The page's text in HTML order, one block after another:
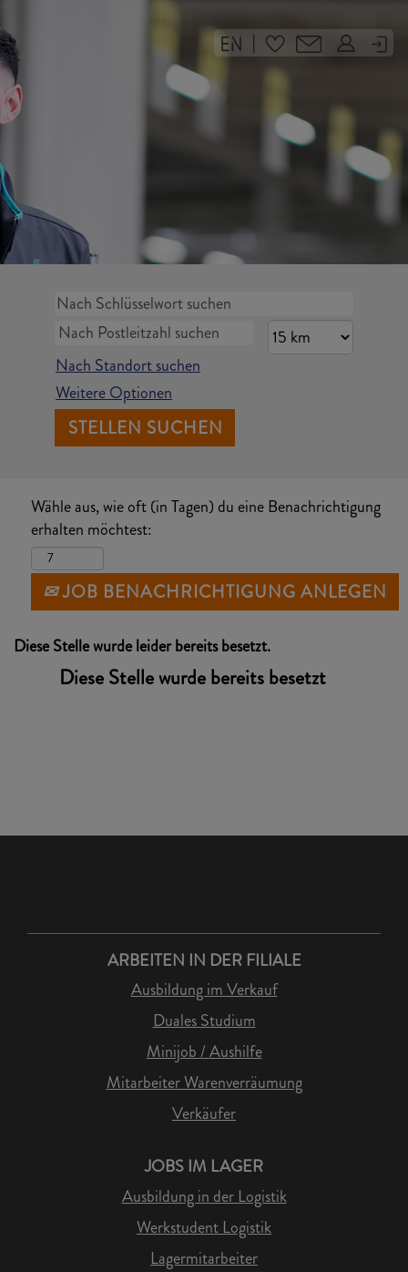
|
Nach Standort suchen
Weitere Optionen
Wähle aus, wie oft (in Tagen) du eine Benachrichtigung
erhalten möchtest:
JOB BENACHRICHTIGUNG ANLEGEN
Diese Stelle wurde leider bereits besetzt.
Diese Stelle wurde bereits besetzt
ARBEITEN IN DER FILIALE
Ausbildung im Verkauf
Duales Studium
Minijob / Aushilfe
Mitarbeiter Warenverräumung
Verkäufer
JOBS IM LAGER
Ausbildung in der Logistik
Werkstudent Logistik
Lagermitarbeiter